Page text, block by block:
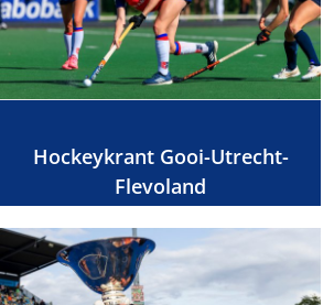
Hockeykrant Gooi-Utrecht-
Flevoland